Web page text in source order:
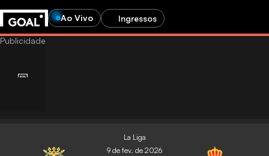
Ao Vivo Ingressos
La Liga
9 de fev. de 2026